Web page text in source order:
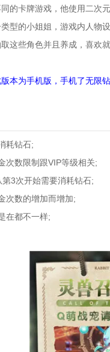
的卡牌游戏，他使用二次
型的小姐姐，游戏内人物
这些角色并且养成，喜欢
本为手机版，手机了无限
耗钻石;
次数限制跟VIP等级相关;
3次开始需要消耗钻石;
次数的增加而增加;
在都不一样;